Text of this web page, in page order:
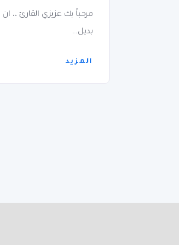
مرحباً بك عزيزي القارئ
بديل...
المزيد